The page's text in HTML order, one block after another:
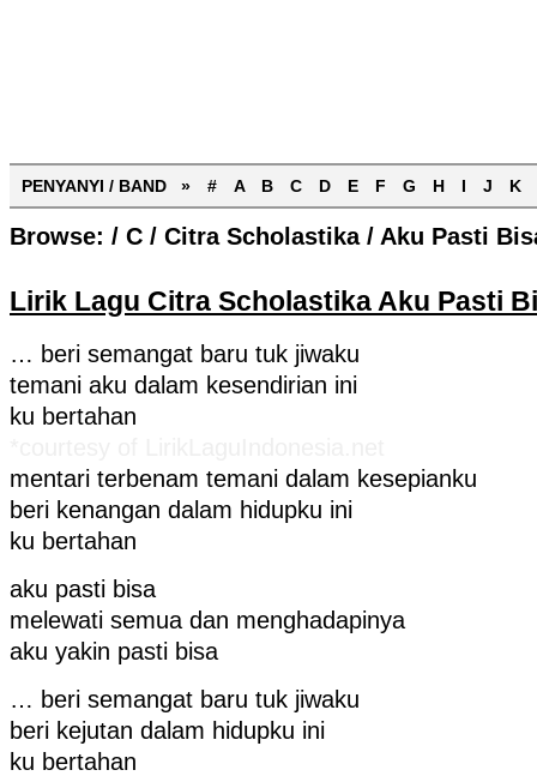
PENYANYI / BAND » # A B C D E F G H I J K
Browse: / C / Citra Scholastika/ Aku Pasti
Lirik Lagu Citra Scholastika Aku Pasti
… beri semangat baru tuk jiwaku
temani aku dalam kesendirian ini
ku bertahan
mentari terbenam temani dalam kesepianku
beri kenangan dalam hidupku ini
ku bertahan
aku pasti bisa
melewati semua dan menghadapinya
aku yakin pasti bisa
… beri semangat baru tuk jiwaku
beri kejutan dalam hidupku ini
ku bertahan